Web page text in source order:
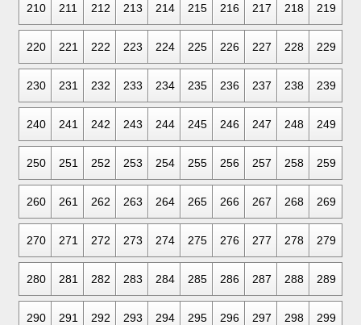
210 211 212 213 214 215 216 217 218 219
220 221 222 223 224 225 226 227 228 229
230 231 232 233 234 235 236 237 238 239
240 241 242 243 244 245 246 247 248 249
250 251 252 253 254 255 256 257 258 259
260 261 262 263 264 265 266 267 268 269
270 271 272 273 274 275 276 277 278 279
280 281 282 283 284 285 286 287 288 289
290 291 292 293 294 295 296 297 298 299